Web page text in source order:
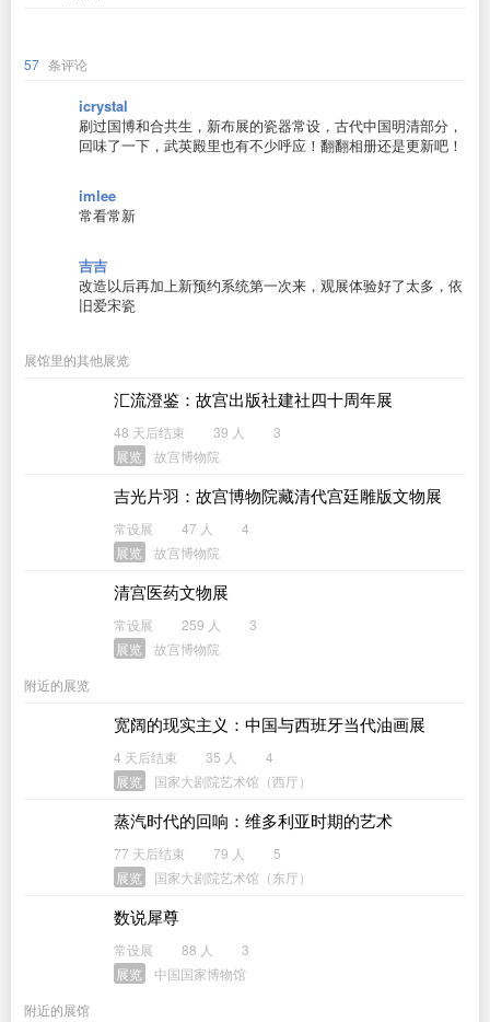
57 条评论
icrystal
刷过国博和合共生，新布展的瓷器常设，古代中国明清部分，
回味了一下，武英殿里也有不少呼应！翻翻相册还是更新吧！
imlee
常看常新
吉吉
改造以后再加上新预约系统第一次来，观展体验好了太多，依
旧爱宋瓷
展馆里的其他展览
汇流澄鉴：故宫出版社建社四十周年展
48 天后结束 39 人
3
展览
故宫博物院
吉光片羽：故宫博物院藏清代宫廷雕版文物展
常设展 47 人
4
展览
故宫博物院
清宫医药文物展
常设展 259 人
3
展览
故宫博物院
附近的展览
宽阔的现实主义：中国与西班牙当代油画展
4 天后结束 35 人
4
展览
国家大剧院艺术馆（西厅）
蒸汽时代的回响：维多利亚时期的艺术
77 天后结束 79 人
5
展览
国家大剧院艺术馆（东厅）
数说犀尊
常设展 88 人
3
展览
中国国家博物馆
附近的展馆